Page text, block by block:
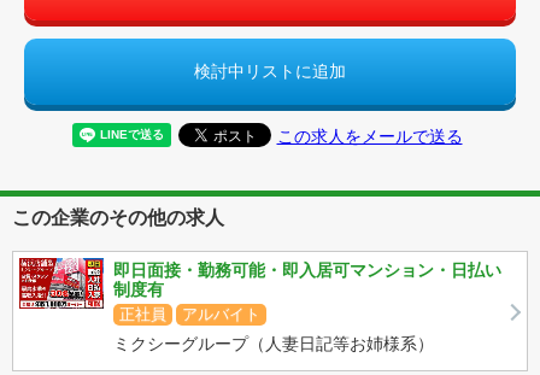
検討中リストに追加
この求人をメールで送る
この企業のその他の求人
即日面接・勤務可能・即入居可マンション・日払い
制度有
正社員 アルバイト
ミクシーグループ（人妻日記等お姉様系）